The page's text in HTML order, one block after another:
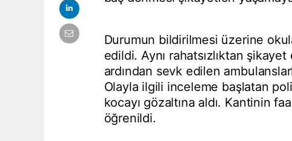
Durumun bildirilmesi üzerine
edildi. Aynı rahatsızlıktan
ardından sevk edilen
Olayla ilgili inceleme başlatan
kocayı gözaltına aldı. Kantinin
öğrenildi.